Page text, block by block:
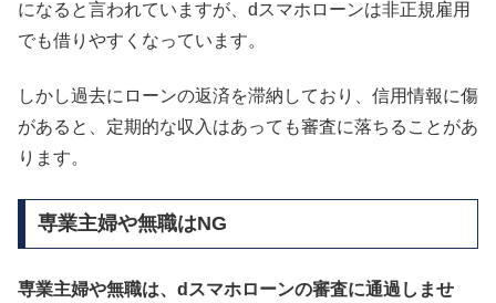
になると言われていますが、dスマホローンは非正規雇用
でも借りやすくなっています。
しかし過去にローンの返済を滞納しており、信用情報に傷
があると、定期的な収入はあっても審査に落ちることがあ
ります。
専業主婦や無職はNG
専業主婦や無職は、dスマホローンの審査に通過しませ